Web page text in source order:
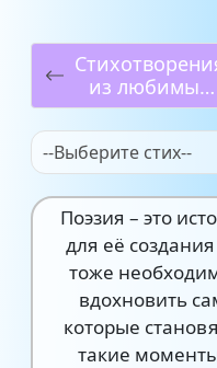
из любимых
фильмов
--Выберите стих--
Поэзия – это
для её
тоже
вдохновить
которые
такие